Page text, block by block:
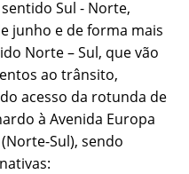
Sul - Norte,
junho e de forma mais
Norte – Sul, que vão
ao trânsito,
acesso da rotunda de
à Avenida Europa
Sul), sendo